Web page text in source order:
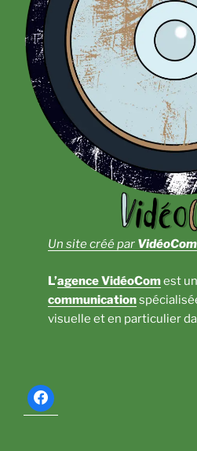
Un site créé par VidéoCom
L’agence VidéoComest
communication
visuelle et en particulier